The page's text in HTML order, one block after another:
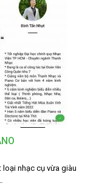
loại nhạc cụ vừa giàu